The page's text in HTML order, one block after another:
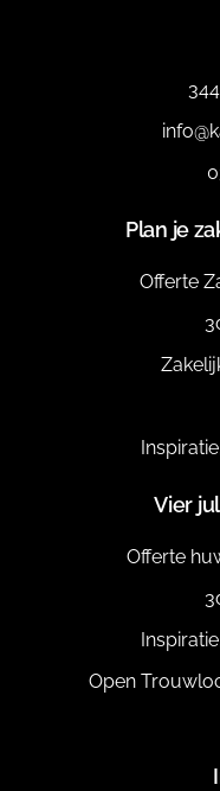
Plan je
Offerte
Vier
Offerte
Open